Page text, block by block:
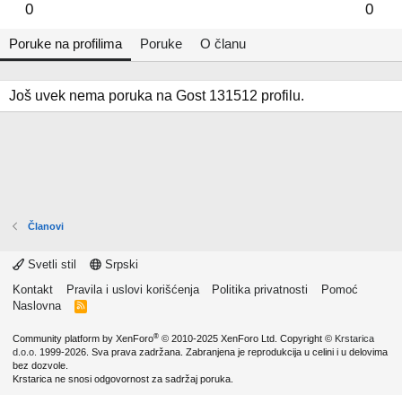
0 0
Poruke na profilima Poruke O članu
Još uvek nema poruka na Gost 131512 profilu.
Članovi
Svetli stil
Srpski
Kontakt
Pravila i uslovi korišćenja Politika privatnosti
Pomoć
Naslovna
R
Community platform by XenForo® © 2010-2025 XenForo Ltd. Copyright © Krstarica
d.o.o. 1999-2026. Sva prava zadržana. Zabranjena je reprodukcija u celini i u delovima
bez dozvole.
Krstarica ne snosi odgovornost za sadržaj poruka.